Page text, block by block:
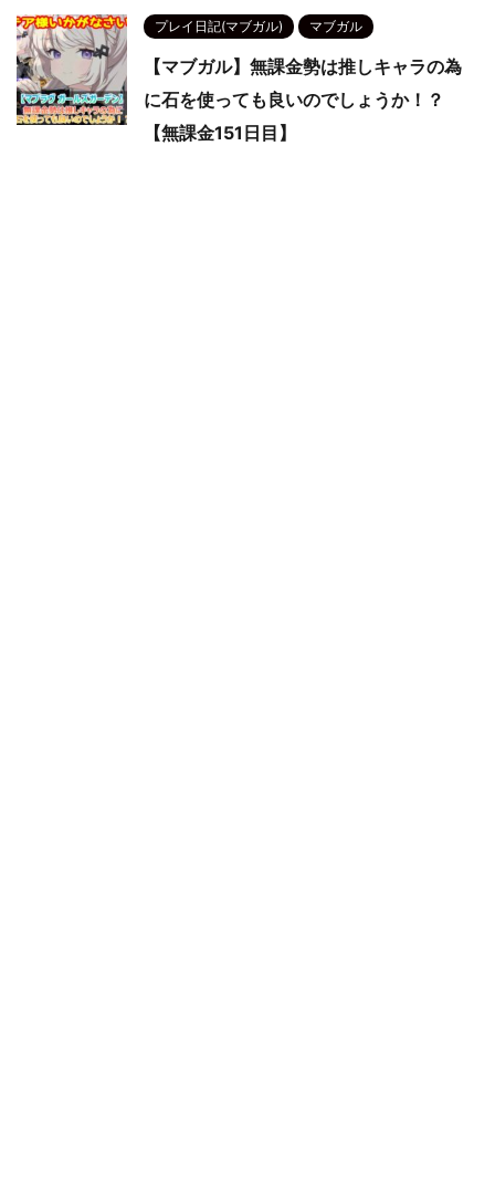
プレイ日記(マブガル) マブガル
【マブガル】無課金勢は推しキャラの為
に石を使っても良いのでしょうか！？
【無課金151日目】